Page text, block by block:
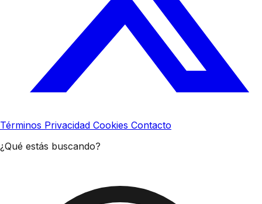
Términos Privacidad Cookies Contacto
¿Qué estás buscando?